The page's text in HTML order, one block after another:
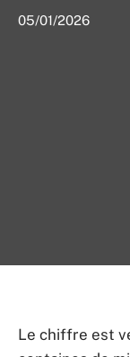
05/01/2026
Le chiffre est